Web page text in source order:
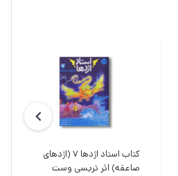
کتاب استاد اژدها 7 (اژدهای
صاعقه) اثر تریسی وست